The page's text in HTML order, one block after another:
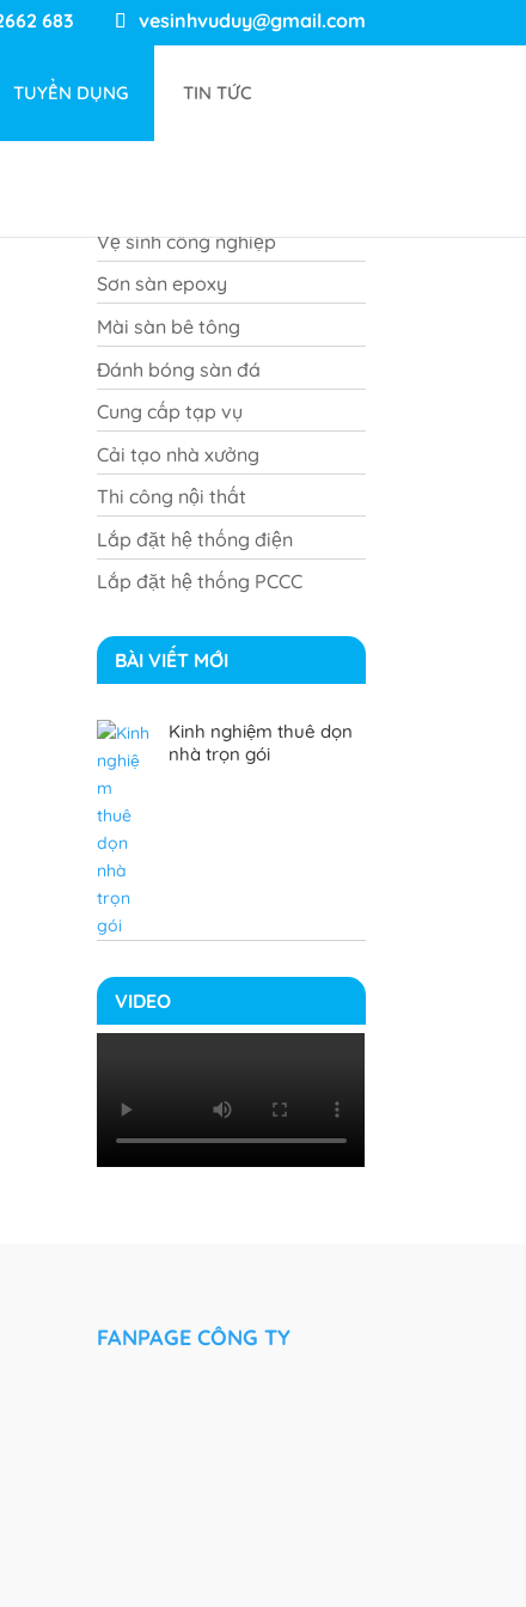
683 vesinhvuduy@gmail.com
TUYỂN DỤNG TIN TỨC
Vệ sinh công nghiệp
Sơn sàn epoxy
Mài sàn bê tông
Đánh bóng sàn đá
Cung cấp tạp vụ
Cải tạo nhà xưởng
Thi công nội thất
Lắp đặt hệ thống điện
Lắp đặt hệ thống PCCC
BÀI VIẾT MỚI
Kinh nghiệm thuê dọn
nhà trọn gói
VIDEO
FANPAGE CÔNG TY